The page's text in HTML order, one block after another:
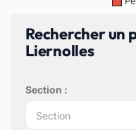
Rechercher un
Liernolles
Section :